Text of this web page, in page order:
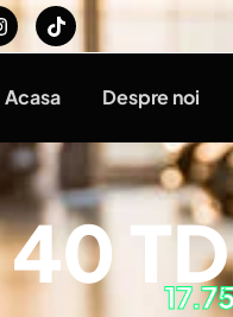
Acasa Despre noi